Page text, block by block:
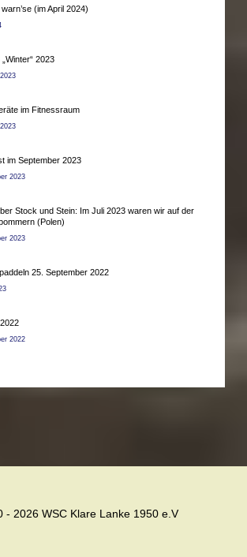
(im April 2024)
2023
im Fitnessraum
im September 2023
2023
Stock und Stein: Im Juli 2023 waren wir auf der
(Polen)
2023
25. September 2022
2022
- 2026 WSC Klare Lanke 1950 e.V